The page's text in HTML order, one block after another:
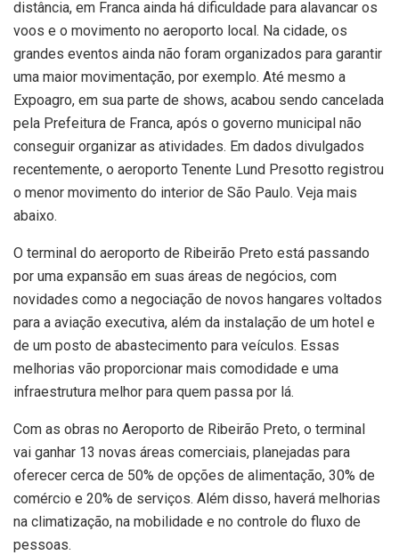
distância, em Franca ainda há dificuldade para alavancar os
voos e o movimento no aeroporto local. Na cidade, os
grandes eventos ainda não foram organizados para garantir
uma maior movimentação, por exemplo. Até mesmo a
Expoagro, em sua parte de shows, acabou sendo cancelada
pela Prefeitura de Franca, após o governo municipal não
conseguir organizar as atividades. Em dados divulgados
recentemente, o aeroporto Tenente Lund Presotto registrou
o menor movimento do interior de São Paulo. Veja mais
abaixo.
O terminal do aeroporto de Ribeirão Preto está passando
por uma expansão em suas áreas de negócios, com
novidades como a negociação de novos hangares voltados
para a aviação executiva, além da instalação de um hotel e
de um posto de abastecimento para veículos. Essas
melhorias vão proporcionar mais comodidade e uma
infraestrutura melhor para quem passa por lá.
Com as obras no Aeroporto de Ribeirão Preto, o terminal
vai ganhar 13 novas áreas comerciais, planejadas para
oferecer cerca de 50% de opções de alimentação, 30% de
comércio e 20% de serviços. Além disso, haverá melhorias
na climatização, na mobilidade e no controle do fluxo de
pessoas.